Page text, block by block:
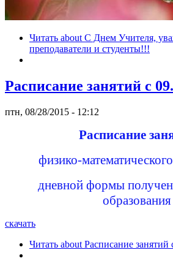
Читать about С Днем Учителя,
преподаватели и студенты!!!
Расписание занятий c
птн, 08/28/2015 - 12:12
Расписание
физико-
дневной формы
образования
скачать
Читать about Расписание занятий